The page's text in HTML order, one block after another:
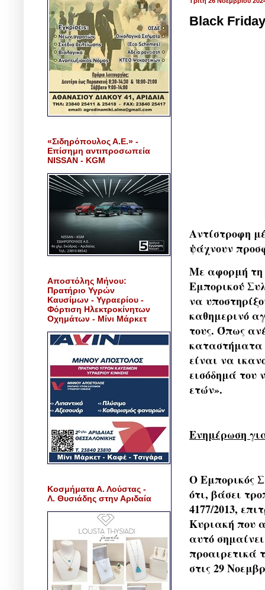
Black
Αντίστροφη
ψάχνουν
Με αφορμή τη
Εμπορικού
να
καθημερινό
τους. Όπως
καταστήματα
είναι να
εισόδημά του
ετών».
Ενημέρωση
Ο Εμπορικός
ότι, βάσει
4177/2013,
Κυριακή που
αυτό
προαιρετικά
στις 29
«Σιδηρόπουλος Α.Ε.» -
Επίσημη αντιπροσωπεία
NISSAN - KGM
Αποστόλης Μήνου:
Πρατήριο Υγρών
Καυσίμων - Υγραερίου -
Φόρτιση Ηλεκτροκίνητων
Οχημάτων - Μίνι Μάρκετ
Κοσμήματα Α. Λούστας -
Λ. Θυσιάδης στην Αριδαία